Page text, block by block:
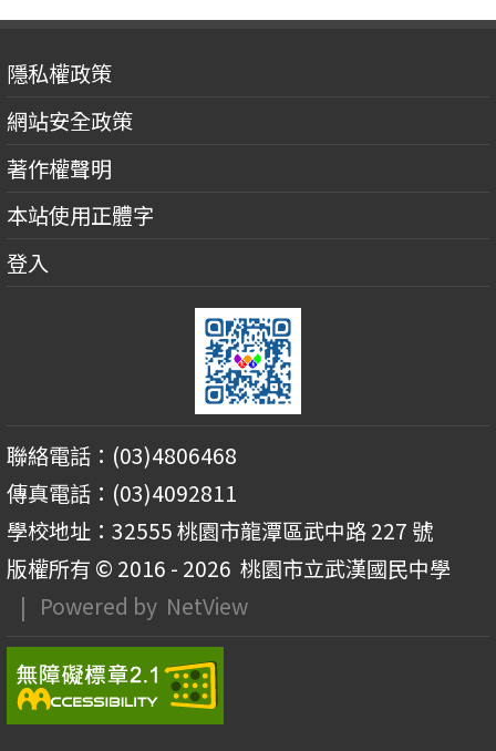
隱私權政策
網站安全政策
著作權聲明
本站使用正體字
登入
聯絡電話：(03)4806468
傳真電話：(03)4092811
學校地址：32555 桃園市龍潭區武中路 227 號
版權所有 © 2016 - 2026 桃園市立武漢國民中學
| Powered by NetView